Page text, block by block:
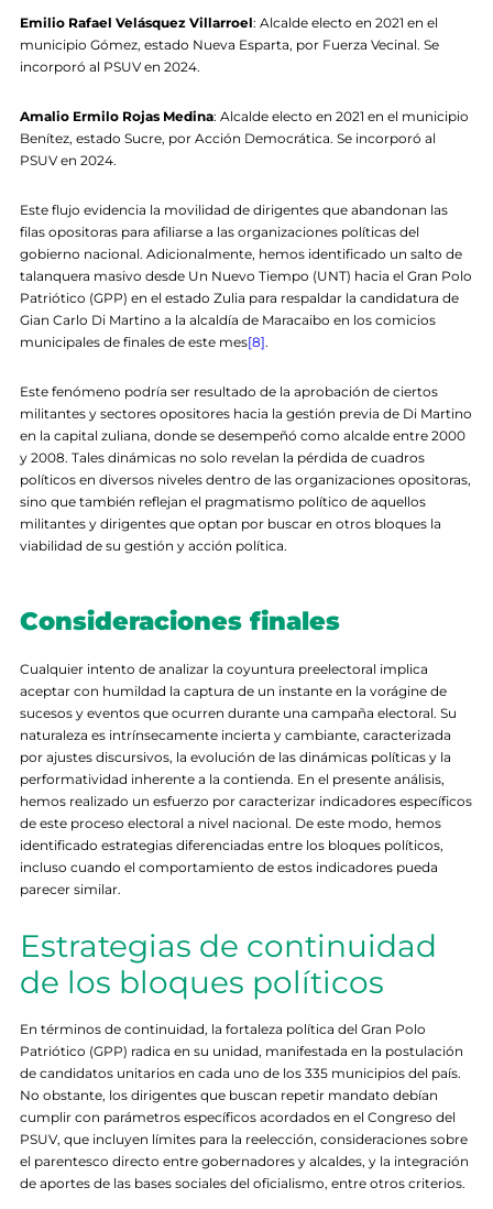
Emilio Rafael Velásquez Villarroel: Alcalde electo en 2021 en el
municipio Gómez, estado Nueva Esparta, por Fuerza Vecinal. Se
incorporó al PSUV en 2024.
Amalio Ermilo Rojas Medina: Alcalde electo en 2021 en el municipio
Benítez, estado Sucre, por Acción Democrática. Se incorporó al
PSUV en 2024.
Este flujo evidencia la movilidad de dirigentes que abandonan las
filas opositoras para afiliarse a las organizaciones políticas del
gobierno nacional. Adicionalmente, hemos identificado un salto de
talanquera masivo desde Un Nuevo Tiempo (UNT) hacia el Gran Polo
Patriótico (GPP) en el estado Zulia para respaldar la candidatura de
Gian Carlo Di Martino a la alcaldía de Maracaibo en los comicios
municipales de finales de este mes[8].
Este fenómeno podría ser resultado de la aprobación de ciertos
militantes y sectores opositores hacia la gestión previa de Di Martino
en la capital zuliana, donde se desempeñó como alcalde entre 2000
y 2008. Tales dinámicas no solo revelan la pérdida de cuadros
políticos en diversos niveles dentro de las organizaciones opositoras,
sino que también reflejan el pragmatismo político de aquellos
militantes y dirigentes que optan por buscar en otros bloques la
viabilidad de su gestión y acción política.
Consideraciones finales
Cualquier intento de analizar la coyuntura preelectoral implica
aceptar con humildad la captura de un instante en la vorágine de
sucesos y eventos que ocurren durante una campaña electoral. Su
naturaleza es intrínsecamente incierta y cambiante, caracterizada
por ajustes discursivos, la evolución de las dinámicas políticas y la
performatividad inherente a la contienda. En el presente análisis,
hemos realizado un esfuerzo por caracterizar indicadores específicos
de este proceso electoral a nivel nacional. De este modo, hemos
identificado estrategias diferenciadas entre los bloques políticos,
incluso cuando el comportamiento de estos indicadores pueda
parecer similar.
Estrategias de continuidad
de los bloques políticos
En términos de continuidad, la fortaleza política del Gran Polo
Patriótico (GPP) radica en su unidad, manifestada en la postulación
de candidatos unitarios en cada uno de los 335 municipios del país.
No obstante, los dirigentes que buscan repetir mandato debían
cumplir con parámetros específicos acordados en el Congreso del
PSUV, que incluyen límites para la reelección, consideraciones sobre
el parentesco directo entre gobernadores y alcaldes, y la integración
de aportes de las bases sociales del oficialismo, entre otros criterios.